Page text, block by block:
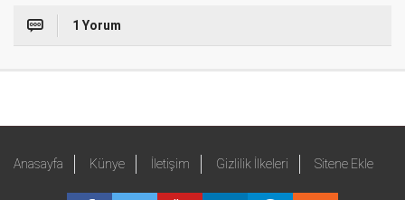
1 Yorum
Anasayfa Künye İletişim Gizlilik İlkeleri Sitene Ekle